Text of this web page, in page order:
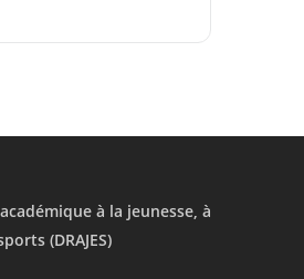
à la jeunesse, à
(DRAJES)